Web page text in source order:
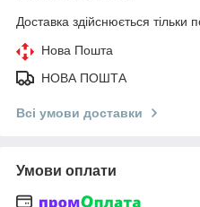
Доставка здійснюється тільки
Нова Пошта
НОВА ПОШТА
Всі умови доставки
Умови оплати